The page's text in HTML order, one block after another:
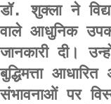
डॉ. शुक्ला ने
वाले आधुनिक
जानकारी दी।
बुद्धिमत्ता
संभावनाओं पर